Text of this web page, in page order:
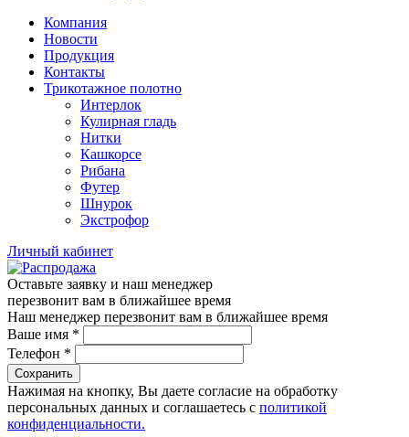
Компания
Новости
Продукция
Контакты
Трикотажное полотно
Интерлок
Кулирная гладь
Нитки
Кашкорсе
Рибана
Футер
Шнурок
Экстрофор
Личный кабинет
Оставьте заявку и наш менеджер
перезвонит вам в ближайшее время
Наш менеджер перезвонит вам в ближайшее время
Ваше имя *
Телефон *
Сохранить
Нажимая на кнопку, Вы даете согласие на обработку
персональных данных и соглашаетесь с политикой
конфиденциальности.